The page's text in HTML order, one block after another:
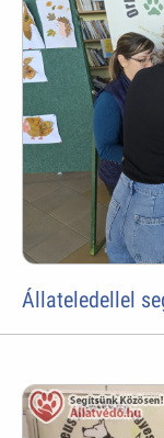
Állateledellel